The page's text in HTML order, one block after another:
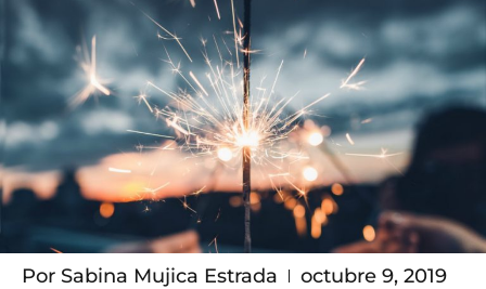
Por Sabina Mujica Estrada
octubre 9, 2019